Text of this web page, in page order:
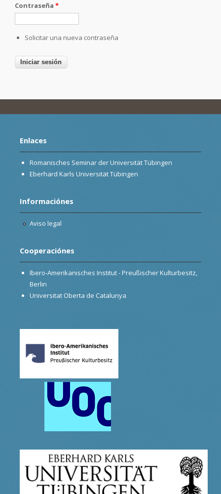
Contraseña *
Solicitar una nueva contraseña
Enlaces
Romanisches Seminar der Universität Tübingen
Eberhard Karls Universität Tübingen
Informaciónes
Aviso legal
Cooperaciónes
Ibero-Amerikanisches Institut - Preußischer Kulturbesitz,
Berlin
Universitat Oberta de Catalunya